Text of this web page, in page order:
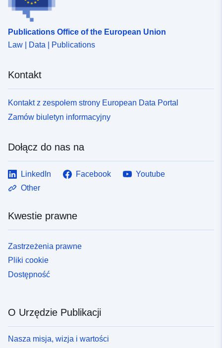
Publications Office of the European Union
Law | Data | Publications
Kontakt
Kontakt z zespołem strony European Data Portal
Zamów biuletyn informacyjny
Dołącz do nas na
LinkedIn Facebook
Youtube
Other
Kwestie prawne
Zastrzeżenia prawne
Pliki cookie
Dostępność
O Urzędzie Publikacji
Nasza misja, wizja i wartości